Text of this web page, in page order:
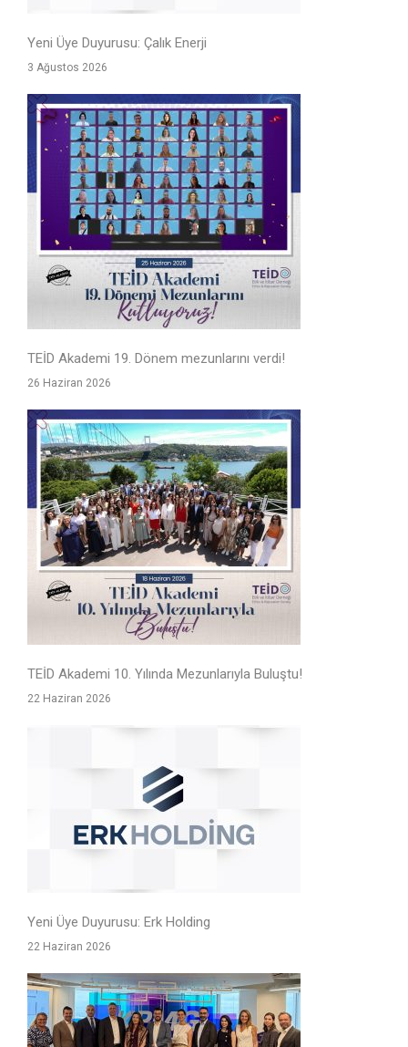
Yeni Üye Duyurusu: Çalık Enerji
3 Ağustos 2026
TEİD Akademi 19. Dönem mezunlarını verdi!
26 Haziran 2026
TEİD Akademi 10. Yılında Mezunlarıyla Buluştu!
22 Haziran 2026
Yeni Üye Duyurusu: Erk Holding
22 Haziran 2026